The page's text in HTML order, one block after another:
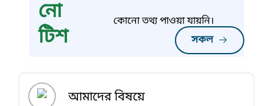
নো
টিশ
সকল
কোনো তথ্য পাওয়া যায়নি।
আমাদের বিষয়ে